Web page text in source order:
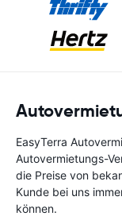
EasyTerra
Autovermietungs-
die Preise von
Kunde bei uns
können.